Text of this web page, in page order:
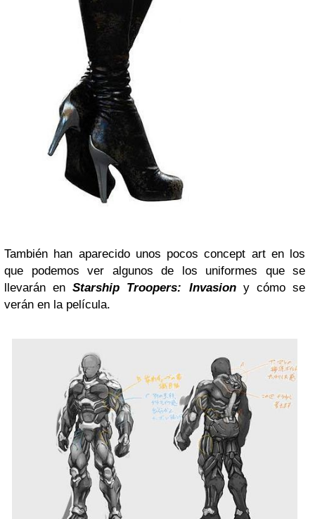
También han aparecido unos pocos concept art en los
que podemos ver algunos de los uniformes que se
llevarán enStarship Troopers: Invasiony cómo se
verán en la película.